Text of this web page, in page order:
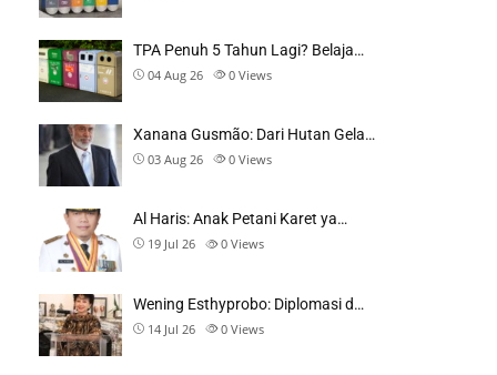
TPA Penuh 5 Tahun Lagi? Belaja…
04 Aug 26 0 Views
Xanana Gusmão: Dari Hutan Gela…
03 Aug 26 0 Views
Al Haris: Anak Petani Karet ya…
19 Jul 26 0 Views
Wening Esthyprobo: Diplomasi d…
14 Jul 26 0 Views